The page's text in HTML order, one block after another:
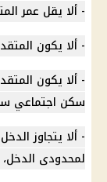
- ألا يقل عمر
- ألا يكون
- ألا يكون
سكن اجتماعي
لمحدودى الدخل، و٢٥,٠٠٠ جنيه لمتوسطي